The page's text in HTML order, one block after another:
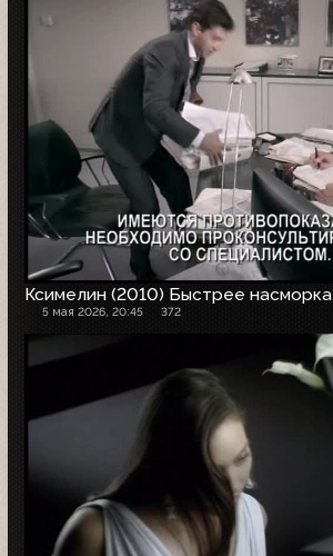
Ксимелин (2010) Быстрее насморка
5 мая 2026, 20:45 372